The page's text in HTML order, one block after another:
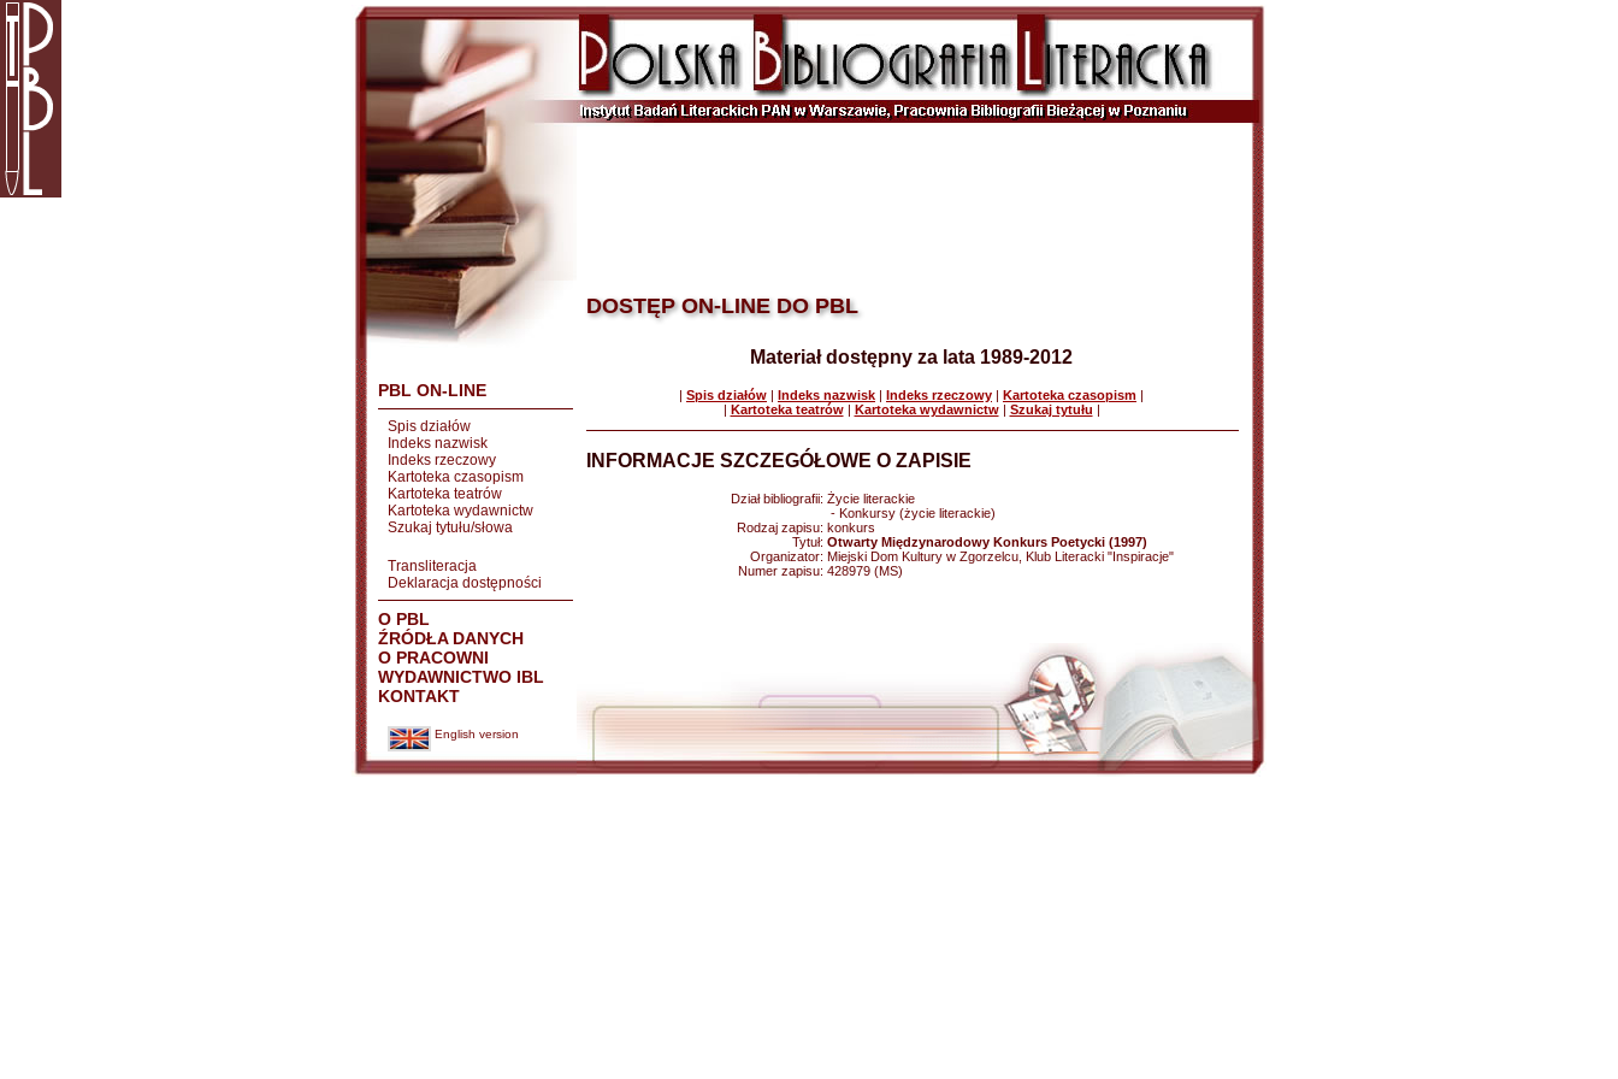
PBL ON-LINE
Spis działów
Indeks nazwisk
Indeks rzeczowy
Kartoteka czasopism
Kartoteka teatrów
Kartoteka wydawnictw
Szukaj tytułu/słowa
Transliteracja
Deklaracja dostępności
O PBL
ŹRÓDŁA DANYCH
O PRACOWNI
WYDAWNICTWO IBL
KONTAKT
English version
DOSTĘP ON-LINE DO PBL
Materiał dostępny za lata 1989-2012
| Spis działów | Indeks nazwisk | Indeks rzeczowy | Kartoteka czasopism |
| Kartoteka teatrów| Kartoteka wydawnictw| Szukaj tytułu |
INFORMACJE SZCZEGÓŁOWE O ZAPISIE
Dział bibliografii: Życie literackie
- Konkursy (życie literackie)
Rodzaj zapisu: konkurs
Tytuł: Otwarty Międzynarodowy Konkurs Poetycki (1997)
Organizator: Miejski Dom Kultury w Zgorzelcu, Klub Literacki "Inspiracje"
Numer zapisu: 428979 (MS)